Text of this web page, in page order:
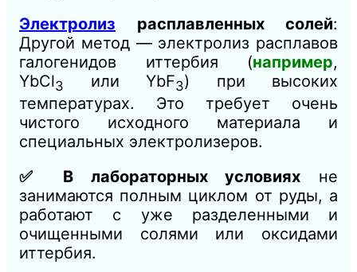
Электролиз расплавленных солей:
Другой метод — электролиз расплавов
галогенидов иттербия (например,
YbCl3 или YbF3) при высоких
температурах. Это требует очень
чистого исходного материала и
специальных электролизеров.
✅ В лабораторных условиях не
занимаются полным циклом от руды, а
работают с уже разделенными и
очищенными солями или оксидами
иттербия.